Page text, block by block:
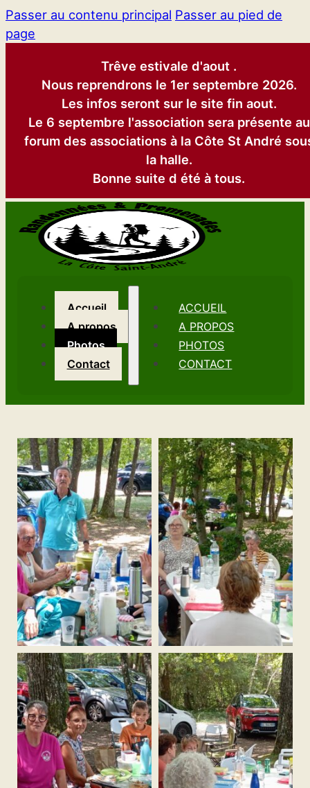
Passer au contenu principal Passer au pied de
page
Trêve estivale d'aout .
Nous reprendrons le 1er septembre 2026.
Les infos seront sur le site fin aout.
Le 6 septembre l'association sera présente au
forum des associations à la Côte St André
la halle.
Bonne suite d été à tous.
Accueil
A propos
Photos
Contact
ACCUEIL
A PROPOS
PHOTOS
CONTACT